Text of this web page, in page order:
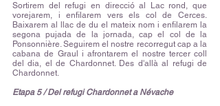
Sortirem del refugi en direcció al Lac rond, que
vorejarem, i enfilarem vers els col de Cerces.
Baixarem al llac de du el mateix nom i enfilarem la
segona pujada de la jornada, cap el col de la
Ponsonnière. Seguirem el nostre recorregut cap a la
cabana de Graul i afrontarem el nostre tercer coll
del dia, el de Chardonnet. Des d'allà al refugi de
Chardonnet.
Etapa 5 / Del refugi Chardonnet a Névache